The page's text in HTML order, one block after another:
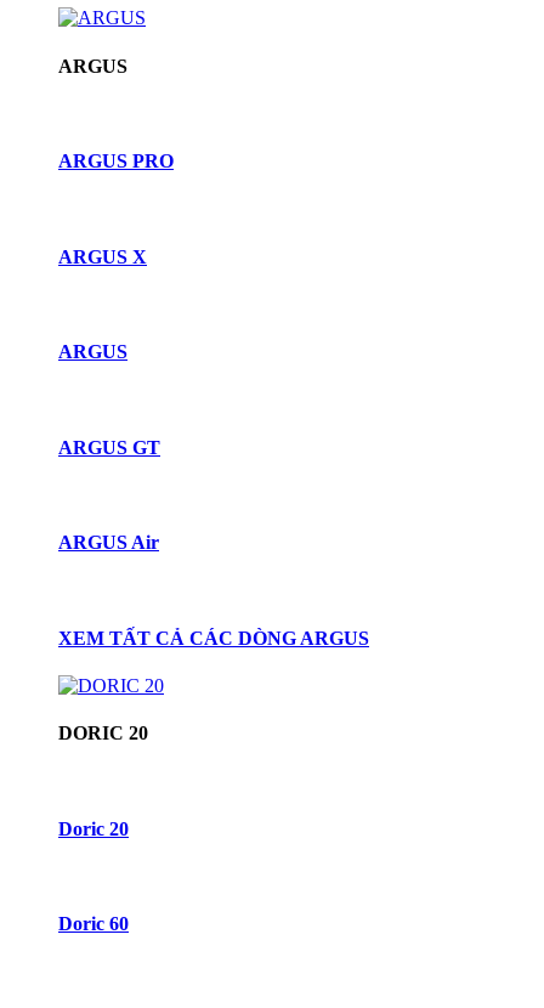
ARGUS
ARGUS PRO
ARGUS X
ARGUS
ARGUS GT
ARGUS Air
XEM TẤT CẢ CÁC DÒNG ARGUS
DORIC 20
Doric 20
Doric 60